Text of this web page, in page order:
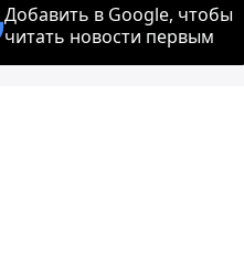
Добавить в Google, чтобы
читать новости первым